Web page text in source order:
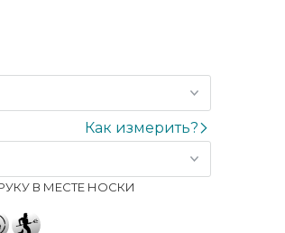
Как измерить?
В МЕСТЕ НОСКИ